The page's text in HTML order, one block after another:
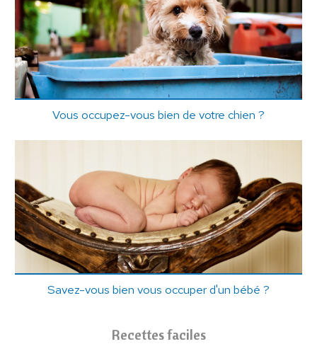
Vous occupez-vous bien de votre chien ?
Savez-vous bien vous occuper d'un bébé ?
Recettes faciles